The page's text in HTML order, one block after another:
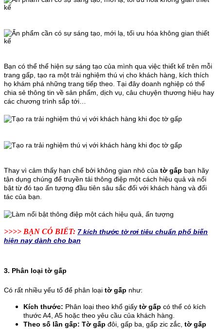
Bạn có thể thể hiện sự sáng tạo của mình qua việc thiết kế trên mỗi
trang gấp, tạo ra một trải nghiệm thú vị cho khách hàng, kích thích
họ khám phá những trang tiếp theo. Tại đây doanh nghiệp có thể
chia sẻ thông tin về sản phẩm, dịch vụ, câu chuyện thương hiệu hay
các chương trình sắp tới…
Thay vì cảm thấy hạn chế bởi không gian nhỏ của tờ gấp bạn hãy
tận dụng chúng để truyền tải thông điệp một cách hiệu quả và nổi
bật từ đó tạo ấn tượng đầu tiên sâu sắc đối với khách hàng và đối
tác của bạn.
>>>> BẠN CÓ BIẾT: 7 kích thước tờ rơi tiêu chuẩn phổ biến
hiện nay dành cho bạn
3. Phân loại tờ gấp
Có rất nhiều yếu tố để phân loại tờ gấp như:
Kích thước: Phân loại theo khổ giấy tờ gấp có thể có kích
thước A4, A5 hoặc theo yêu cầu của khách hàng.
Theo số lần gấp: Tờ gấp đôi, gấp ba, gấp zic zắc, tờ gấp